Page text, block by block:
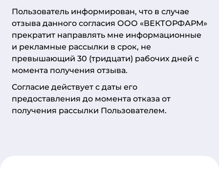
Пользователь информирован, что в случае
отзыва данного согласия ООО «ВЕКТОРФАРМ»
прекратит направлять мне информационные
и рекламные рассылки в срок, не
превышающий 30 (тридцати) рабочих дней с
момента получения отзыва.
Согласие действует с даты его
предоставления до момента отказа от
получения рассылки Пользователем.